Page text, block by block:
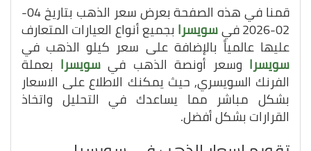
قمنا في هذه الصفحة بعرض سعر الذهب بتاريخ 04-
02-2026 في سويسرا بجميع أنواع العيارات المتعارف
عليها عالمياً بالإضافة على سعر كيلو الذهب في
سويسرا وسعر أونصة الذهب في سويسرا بعملة
الفرنك السويسري, حيث يمكنك الاطلاع على الاسعار
بشكل مباشر مما يساعدك في التحليل واتخاذ
القرارات بشكل أفضل.